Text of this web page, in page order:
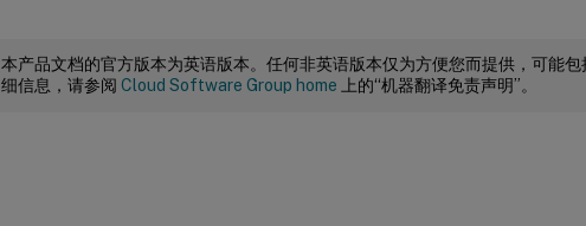
本产品文档的官方版本为英语版本。任何非英语版本仅为方便您而提供，可能
细信息，请参阅 Cloud Software Group home 上的“机器翻译免责声明”。